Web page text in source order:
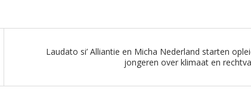
Laudato si’ Alliantie en Micha Nederland starten
jongeren over klimaat en